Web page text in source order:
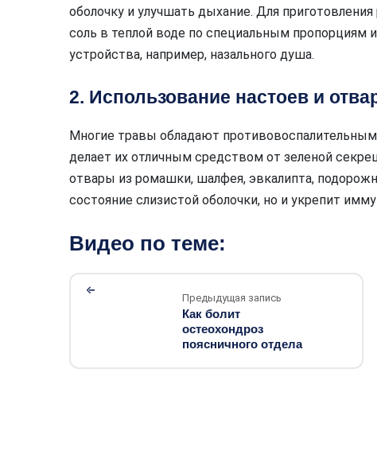
оболочку и улучшать дыхание. Для
соль в теплой воде по специальным
устройства, например, назального душа.
2. Использование настоев и
Многие травы обладают
делает их отличным средством от зеленой
отвары из ромашки, шалфея, эвкалипта,
состояние слизистой оболочки, но и укрепит
Видео по теме:
Предыдущая запись
Как болит
остеохондроз
поясничного отдела